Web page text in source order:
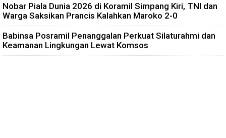
Nobar Piala Dunia 2026 di Koramil Simpang Kiri, TNI dan
Warga Saksikan Prancis Kalahkan Maroko 2-0
Babinsa Posramil Penanggalan Perkuat Silaturahmi dan
Keamanan Lingkungan Lewat Komsos